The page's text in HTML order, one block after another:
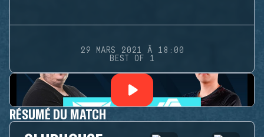
29 MARS 2021 À 18:00
BEST OF 1
RÉSUMÉ DU MATCH